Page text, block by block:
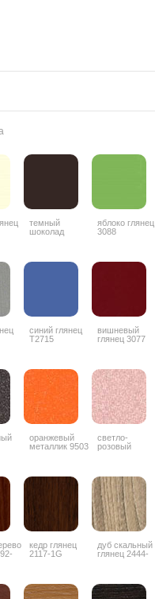
темный
шоколад
яблоко глянец
3088
синий глянец
T2715
вишневый
глянец 3077
оранжевый
металлик 9503
светло-
розовый
кедр глянец
2117-1G
дуб скальный
глянец 2444-